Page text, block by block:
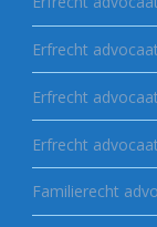
Erfrecht
Erfrecht
Erfrecht
Familierecht